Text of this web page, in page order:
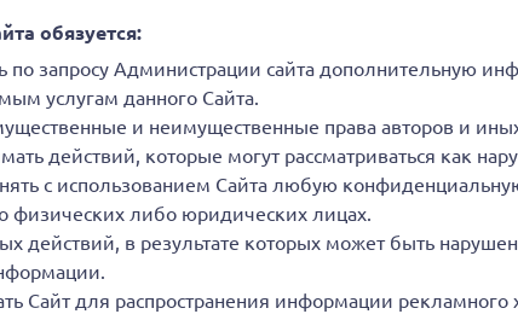
обязуется:
по запросу Администрации сайта дополнительную
услугам данного Сайта.
и неимущественные права авторов и
действий, которые могут рассматриваться как
с использованием Сайта любую
физических либо юридических лицах.
действий, в результате которых может быть
Сайт для распространения информации рекламного